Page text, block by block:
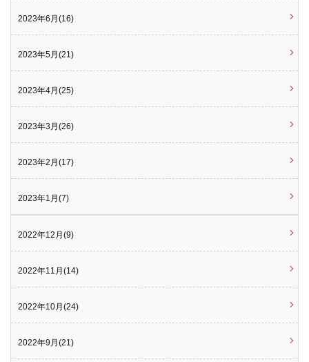
2023年6月(16)
2023年5月(21)
2023年4月(25)
2023年3月(26)
2023年2月(17)
2023年1月(7)
2022年12月(9)
2022年11月(14)
2022年10月(24)
2022年9月(21)